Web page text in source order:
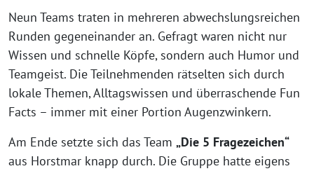
Neun Teams traten in mehreren abwechslungsreichen
Runden gegeneinander an. Gefragt waren nicht nur
Wissen und schnelle Köpfe, sondern auch Humor und
Teamgeist. Die Teilnehmenden rätselten sich durch
lokale Themen, Alltagswissen und überraschende Fun
Facts – immer mit einer Portion Augenzwinkern.
Am Ende setzte sich das Team „Die 5 Fragezeichen“
aus Horstmar knapp durch. Die Gruppe hatte eigens